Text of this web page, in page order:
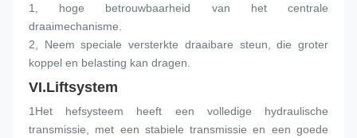
1, hoge betrouwbaarheid van het centrale
draaimechanisme.
2, Neem speciale versterkte draaibare steun, die groter
koppel en belasting kan dragen.
VI.Liftsystem
1Het hefsysteem heeft een volledige hydraulische
transmissie, met een stabiele transmissie en een goede